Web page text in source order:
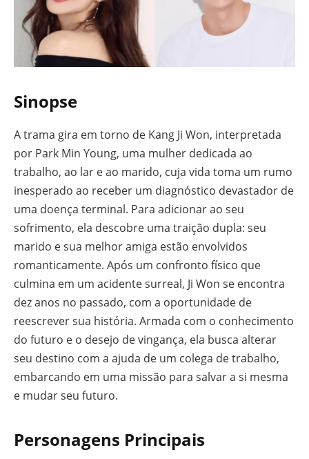
Sinopse
A trama gira em torno de Kang Ji Won, interpretada
por Park Min Young, uma mulher dedicada ao
trabalho, ao lar e ao marido, cuja vida toma um rumo
inesperado ao receber um diagnóstico devastador de
uma doença terminal. Para adicionar ao seu
sofrimento, ela descobre uma traição dupla: seu
marido e sua melhor amiga estão envolvidos
romanticamente. Após um confronto físico que
culmina em um acidente surreal, Ji Won se encontra
dez anos no passado, com a oportunidade de
reescrever sua história. Armada com o conhecimento
do futuro e o desejo de vingança, ela busca alterar
seu destino com a ajuda de um colega de trabalho,
embarcando em uma missão para salvar a si mesma
e mudar seu futuro.
Personagens Principais